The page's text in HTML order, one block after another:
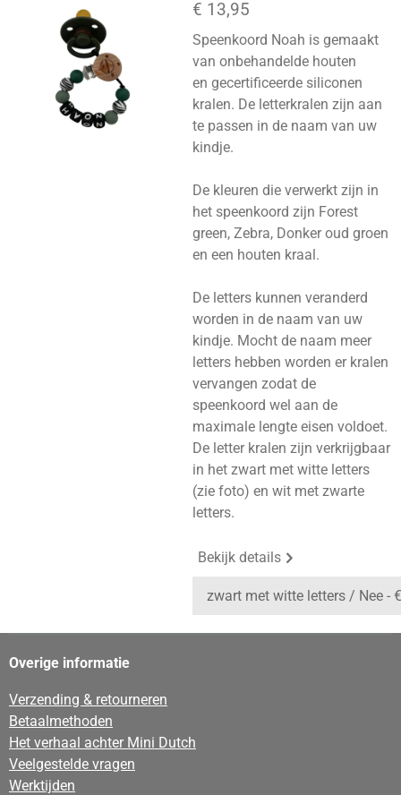
€ 13,95
Speenkoord Noah is gemaakt
van onbehandelde houten
en gecertificeerdesiliconen
kralen. De letterkralen zijn aan
te passen in de naam van uw
kindje.
De kleuren die verwerkt zijn in
het speenkoord zijn Forest
green, Zebra, Donker oud groen
en een houten kraal.
De letters kunnen veranderd
worden in de naam van uw
kindje. Mocht de naam meer
letters hebben worden er kralen
vervangen zodat de
speenkoord wel aan de
maximale lengte eisen voldoet.
De letter kralen zijn verkrijgbaar
in het zwart met witte letters
(zie foto) en wit met zwarte
letters.
Bekijk details
Overige informatie
Verzending & retourneren
Betaalmethoden
Het verhaal achter Mini Dutch
Veelgestelde vragen
Werktijden